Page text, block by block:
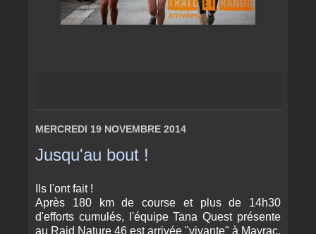
MERCREDI 19 NOVEMBRE 2014
Jusqu'au bout !
Ils l'ont fait !
Après 180 km de course et plus de 14h30
d'efforts cumulés, l'équipe Tana Quest présente
au Raid Nature 46 est arrivée "vivante" à Mayrac,